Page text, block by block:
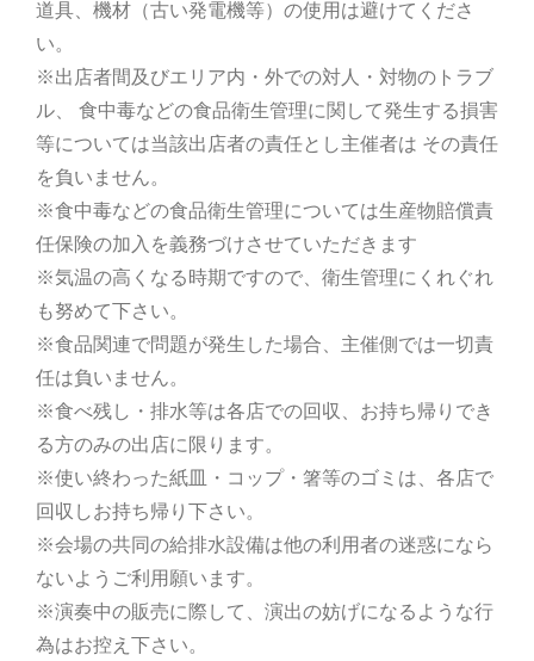
道具、機材（古い発電機等）の使用は避けてくださ
い。
※出店者間及びエリア内・外での対人・対物のトラブ
ル、 食中毒などの食品衛生管理に関して発生する損害
等については当該出店者の責任とし主催者は その責任
を負いません。
※食中毒などの食品衛生管理については生産物賠償責
任保険の加入を義務づけさせていただきます
※気温の高くなる時期ですので、衛生管理にくれぐれ
も努めて下さい。
※食品関連で問題が発生した場合、主催側では一切責
任は負いません。
※食べ残し・排水等は各店での回収、お持ち帰りでき
る方のみの出店に限ります。
※使い終わった紙皿・コップ・箸等のゴミは、各店で
回収しお持ち帰り下さい。
※会場の共同の給排水設備は他の利用者の迷惑になら
ないようご利用願います。
※演奏中の販売に際して、演出の妨げになるような行
為はお控え下さい。